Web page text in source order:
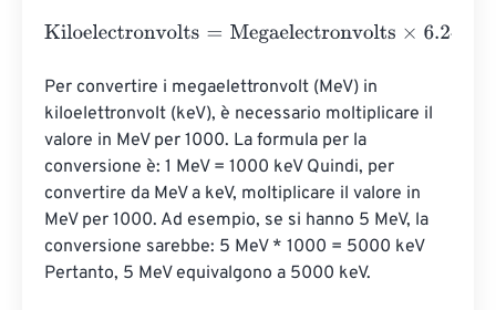
Kiloelectronvolts=Megaelectronvolts×
Per convertire i megaelettronvolt (MeV) in
kiloelettronvolt (keV), è necessario moltiplicare il
valore in MeV per 1000. La formula per la
conversione è: 1 MeV = 1000 keV Quindi, per
convertire da MeV a keV, moltiplicare il valore in
MeV per 1000. Ad esempio, se si hanno 5 MeV, la
conversione sarebbe: 5 MeV * 1000 = 5000 keV
Pertanto, 5 MeV equivalgono a 5000 keV.